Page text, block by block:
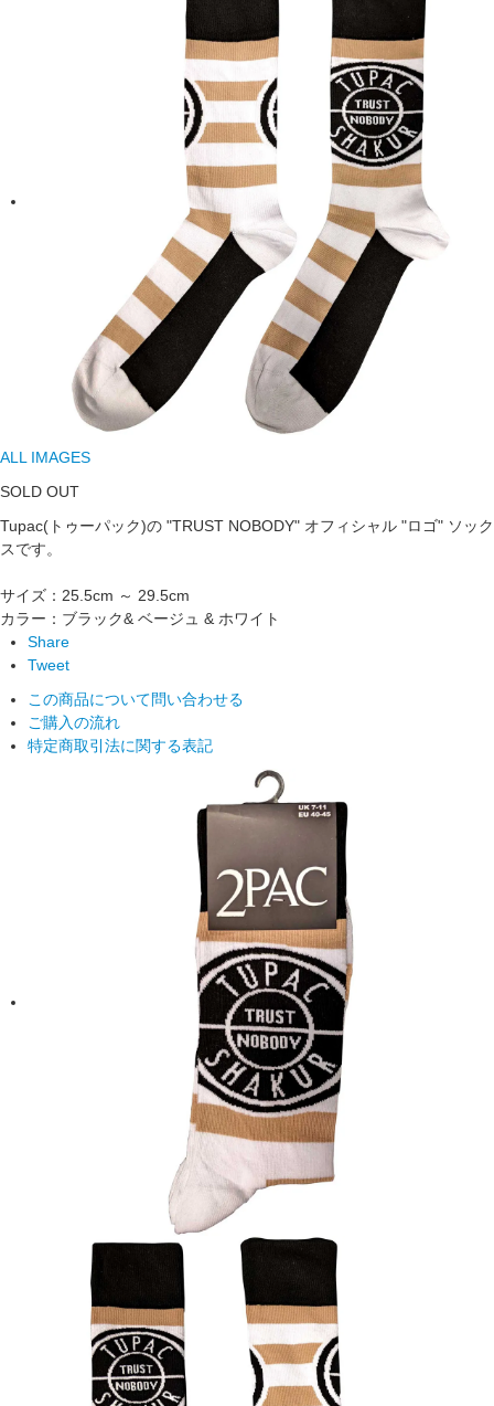
ALL IMAGES
SOLD OUT
Tupac(トゥーパック)の "TRUST NOBODY" オフィシャル "ロゴ" ソック
スです。
サイズ：25.5cm ～ 29.5cm
カラー：ブラック& ベージュ & ホワイト
Share
Tweet
この商品について問い合わせる
ご購入の流れ
特定商取引法に関する表記